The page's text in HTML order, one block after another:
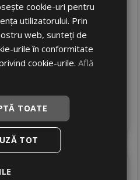
20
livrare 2/3 zile
4 Adauga in cos
cookie-uri pentru
utilizatorului. Prin
web, sunteți de
urile în conformitate
cookie-urile.Află
TOATE
TOT